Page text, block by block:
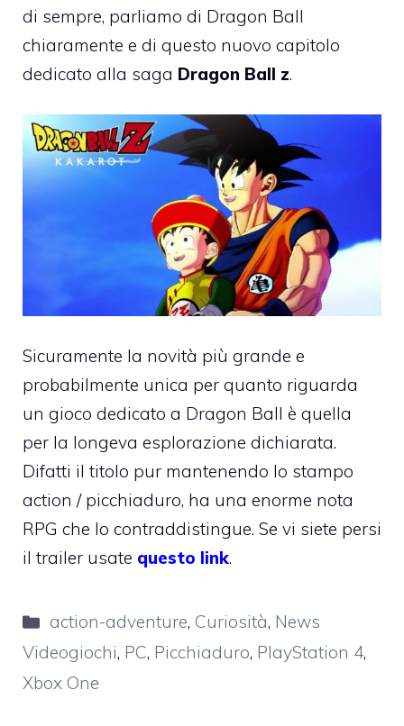
di sempre, parliamo di Dragon Ball
chiaramente e di questo nuovo capitolo
dedicato alla saga Dragon Ball z.
Sicuramente la novità più grande e
probabilmente unica per quanto riguarda
un gioco dedicato a Dragon Ball è quella
per la longeva esplorazione dichiarata.
Difatti il titolo pur mantenendo lo stampo
action / picchiaduro, ha una enorme nota
RPG che lo contraddistingue. Se vi siete persi
il trailer usate questo link.
Categorie
action-adventure, Curiosità, News
Videogiochi, PC, Picchiaduro, PlayStation 4,
Xbox One